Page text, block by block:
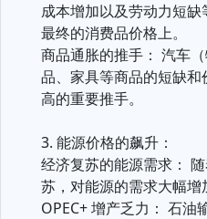
成本增加以及劳动力短
最终的消费品价格上。
商品通胀的推手： 汽车
品、家具等商品的短缺和
高的重要推手。
3. 能源价格的飙升：
经济复苏的能源需求：
苏，对能源的需求大幅增
OPEC+ 增产乏力： 石油